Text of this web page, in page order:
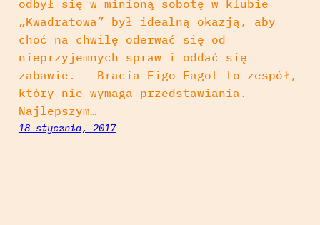
odbył się w minioną sobotę w klubie
„Kwadratowa” był idealną okazją, aby
choć na chwilę oderwać się od
nieprzyjemnych spraw i oddać się
zabawie. Bracia Figo Fagot to zespół,
który nie wymaga przedstawiania.
Najlepszym…
18 stycznia, 2017